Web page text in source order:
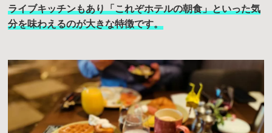
ライブキッチンもあり「これぞホテルの朝食」といった気
分を味わえるのが大きな特徴です。